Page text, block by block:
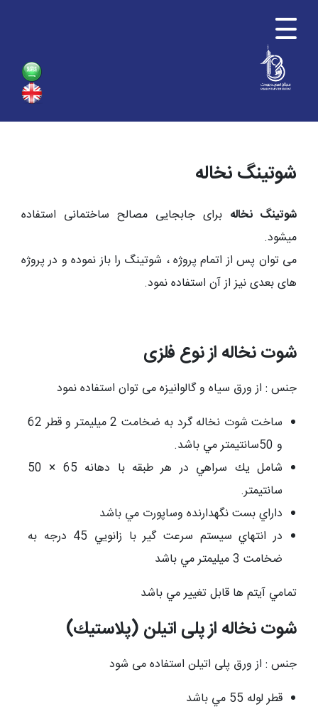
شوتينگ نخاله
شوتينگ نخاله برای جابجايی مصالح ساختمانی استفاده
میشود.
می توان پس از اتمام پروژه ، شوتينگ را باز نموده و در پروژه
های بعدی نيز از آن استفاده نمود.
شوت نخاله از نوع فلزی
جنس : از ورق سياه و گالوانيزه می توان استفاده نمود
ساخت شوت نخاله گرد به ضخامت 2 ميليمتر و قطر 62
و 50سانتيمتر مي باشد.
شامل يك سراهي در هر طبقه با دهانه 65 × 50
سانتیمتر.
داراي بست نگهدارنده وساپورت مي باشد
در انتهاي سيستم سرعت گير با زانويي 45 درجه به
ضخامت 3 ميليمتر مي باشد
تمامي آيتم ها قابل تغيير مي باشد
شوت نخاله از پلی اتیلن (پلاستيك)
جنس : از ورق پلی اتيلن استفاده می شود
قطر لوله 55 مي باشد